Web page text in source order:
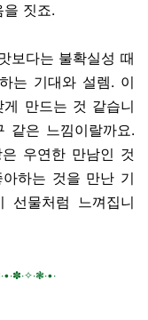
짓죠.
보다는 불확실성 때
는 기대와 설렘. 이
만드는 것 같습니
같은 느낌이랄까요.
우연한 만남인 것
하는 것을 만난 기
선물처럼 느껴집니